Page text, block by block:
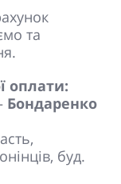
та
оплати:
Бондаренко
буд.